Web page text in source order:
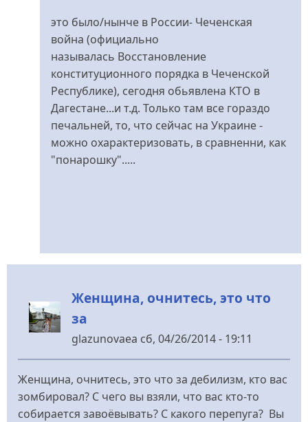
это было/нынче в России- Чеченская
война (официально
называлась Восстановление
конституционного порядка в Чеченской
Республике), сегодня обьявлена КТО в
Дагестане...и т.д. Только там все гораздо
печальней, то, что сейчас на Украине -
можно охарактеризовать, в сравненни, как
"понарошку".....
Женщина, очнитесь, это что
за
glazunovaea сб, 04/26/2014 - 19:11
Женщина, очнитесь, это что за дебилизм, кто вас
зомбировал? С чего вы взяли, что вас кто-то
собирается завоёвывать? С какого перепуга? Вы